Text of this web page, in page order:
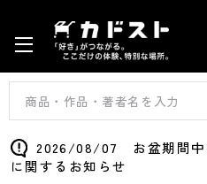
2026/08/07 お盆期間中
に関するお知らせ